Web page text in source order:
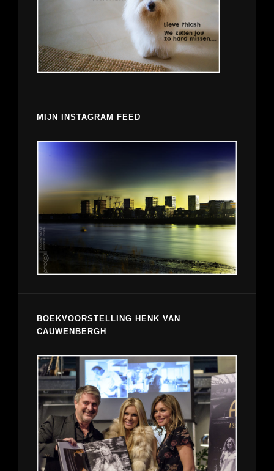
MIJN INSTAGRAM FEED
BOEKVOORSTELLING HENK VAN
CAUWENBERGH